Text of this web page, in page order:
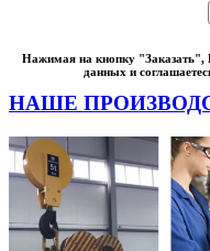
Нажимая на кнопку "Заказать",
данных и
НАШЕ